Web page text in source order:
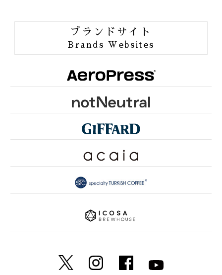
ORGANIC JAS
ORANG UTAN COFFEE
ONE of LOVE PROJECT
GROUNDS FOR HEALTH
FUN TO SHARE
PINK RIBBON KYOTO
SDGsとは
ブランドサイト
Brands Websites